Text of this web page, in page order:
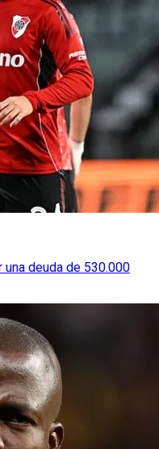
una deuda de 530.000